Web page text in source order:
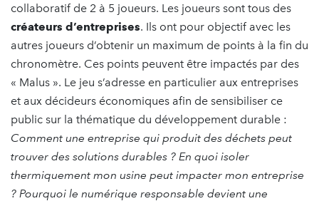
collaboratif de 2 à 5 joueurs. Les joueurs sont tous des
créateurs d’entreprises. Ils ont pour objectif avec les
autres joueurs d’obtenir un maximum de points à la fin du
chronomètre. Ces points peuvent être impactés par des
« Malus ». Le jeu s’adresse en particulier aux entreprises
et aux décideurs économiques afin de sensibiliser ce
public sur la thématique du développement durable :
Comment une entreprise qui produit des déchets peut
trouver des solutions durables ? En quoi isoler
thermiquement mon usine peut impacter mon entreprise
? Pourquoi le numérique responsable devient une